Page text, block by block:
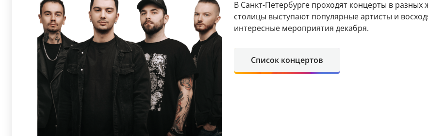
В Санкт-Петербурге проходят концерты в
столицы выступают популярные артисты и
интересные мероприятия декабря.
Список концертов